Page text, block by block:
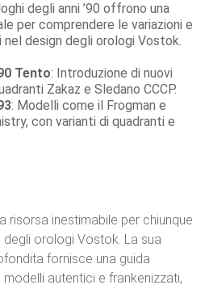
degli anni ’90 offrono una
per comprendere le variazioni e
nel design degli orologi Vostok.
Tento: Introduzione di nuovi
Zakaz e Sledano CCCP.
: Modelli come il Frogman e
con varianti di quadranti e
risorsa inestimabile per chiunque
orologi Vostok. La sua
fornisce una guida
autentici e frankenizzati,